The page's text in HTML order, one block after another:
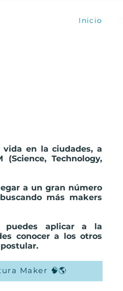
Inicio
en la ciudades, a
Technology,
a un gran número
más makers
aplicar a la
conocer a los otros
Maker 🧠🌎